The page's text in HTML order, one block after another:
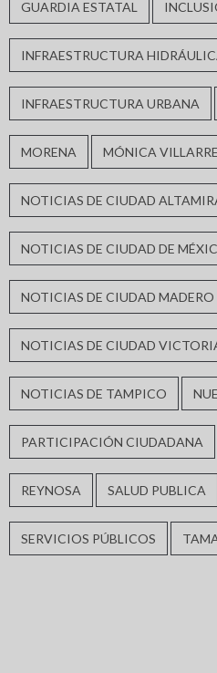
GUARDIA ESTATAL
INFRAESTRUCTURA
INFRAESTRUCTURA URBANA
MORENA MÓNICA
NOTICIAS DE CIUDAD
NOTICIAS DE CIUDAD DE
NOTICIAS DE CIUDAD MADERO
NOTICIAS DE CIUDAD
NOTICIAS DE TAMPICO
PARTICIPACIÓN CIUDADANA
REYNOSA SALUD PUBLICA
SERVICIOS PÚBLICOS